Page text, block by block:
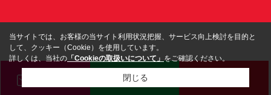
LINE
当サイトでは、お客様の当サイト利用状況把握、サービス向上検討を目的と
して、クッキー（Cookie）を使用しています。
詳しくは、当社の 「Cookieの取扱いについて」 をご確認ください。
閉じる